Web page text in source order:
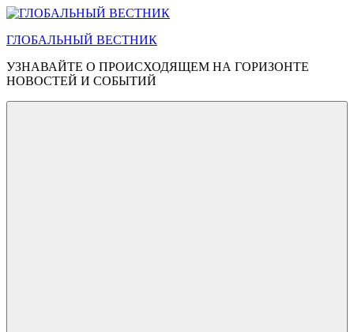
Перейти
содержимому
ГЛОБАЛЬНЫЙ ВЕСТНИК
УЗНАВАЙТЕ О ПРОИСХОДЯЩЕМ НА ГОРИЗОНТЕ
НОВОСТЕЙ И СОБЫТИЙ